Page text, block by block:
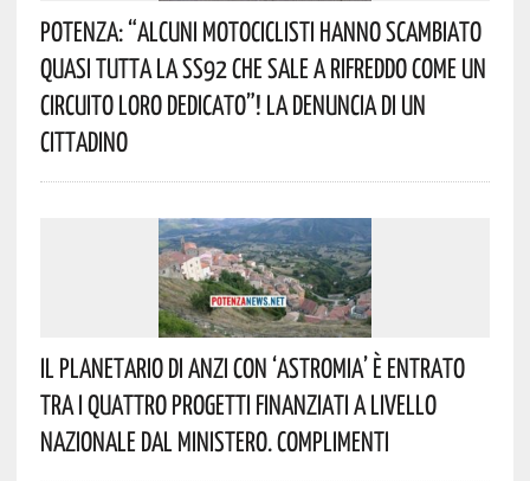
Potenza: “alcuni Motociclisti Hanno Scambiato
Quasi Tutta La SS92 Che Sale A Rifreddo Come Un
Circuito Loro Dedicato”! La Denuncia Di Un
Cittadino
Il Planetario Di Anzi Con ‘Astromia’ È Entrato
Tra I Quattro Progetti Finanziati A Livello
Nazionale Dal Ministero. Complimenti